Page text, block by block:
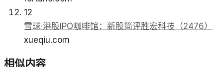
12
雪球·港股IPO咖啡馆：新股简评胜宏科技（2476）
xueqiu.com
相似内容